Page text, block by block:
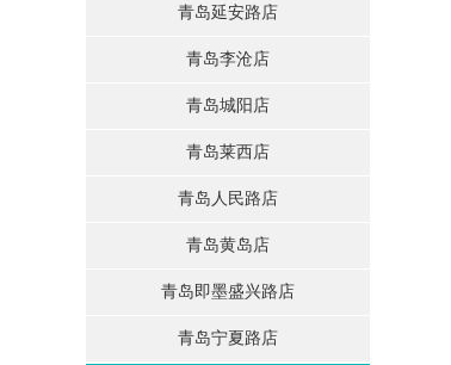
青岛延安路店
青岛李沧店
青岛城阳店
青岛莱西店
青岛人民路店
青岛黄岛店
青岛即墨盛兴路店
青岛宁夏路店